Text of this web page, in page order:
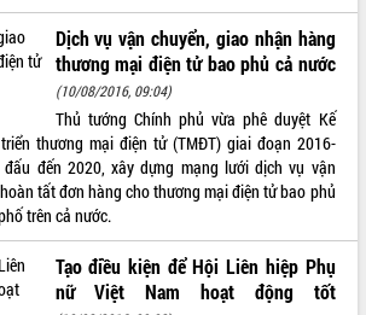
Dịch vụ vận chuyển, giao nhận hàng
thương mại điện tử bao phủ cả nước
(10/08/2016, 09:04)
Thủ tướng Chính phủ vừa phê duyệt Kế
thương mại điện tử (TMĐT) giai đoạn 2016-
đến 2020, xây dựng mạng lưới dịch vụ vận
tất đơn hàng cho thương mại điện tử bao phủ
trên cả nước.
Tạo điều kiện để Hội Liên hiệp Phụ
nữ Việt Nam hoạt động tốt